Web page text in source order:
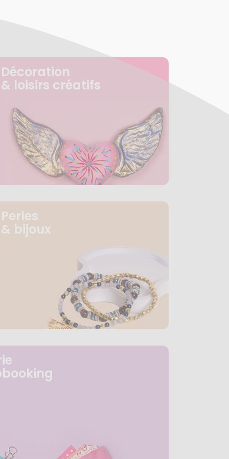
Décoration
& loisirs créatifs
Perles
& bijoux